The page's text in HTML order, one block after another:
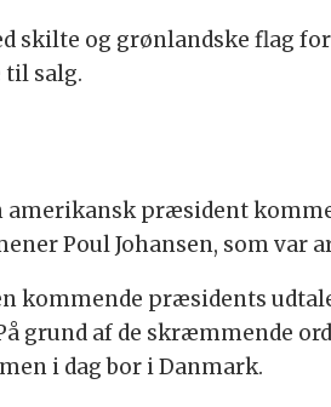
skilte og grønlandske flag
til salg.
amerikansk præsident
Poul Johansen, som var
kommende præsidents
grund af de skræmmende
i dag bor i Danmark.